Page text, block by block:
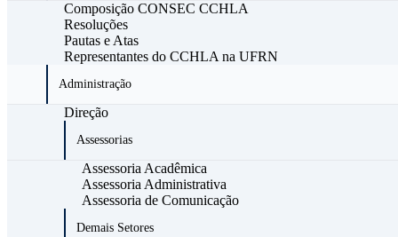
Composição CONSEC CCHLA
Resoluções
Pautas e Atas
Representantes do CCHLA na UFRN
Administração
Direção
Assessorias
Assessoria Acadêmica
Assessoria Administrativa
Assessoria de Comunicação
Demais Setores